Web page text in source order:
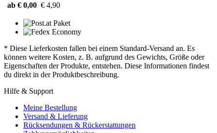
ab € 0,00 € 4,90
* Diese Lieferkosten fallen bei einem Standard-Versand an. Es
können weitere Kosten, z. B. aufgrund des Gewichts, Größe oder
Eigenschaften der Produkte, entstehen. Diese Informationen findest
du direkt in der Produktbeschreibung.
Hilfe & Support
Meine Bestellung
Versand & Lieferung
Rücksendungen & Rückerstattungen